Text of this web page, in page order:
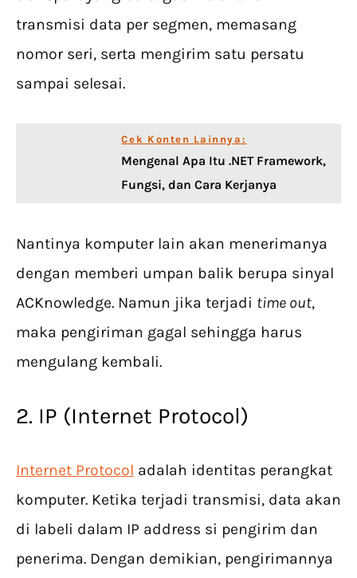
transmisi data per segmen, memasang
nomor seri, serta mengirim satu persatu
sampai selesai.
Cek Konten Lainnya:
Mengenal Apa Itu .NET Framework,
Fungsi, dan Cara Kerjanya
Nantinya komputer lain akan menerimanya
dengan memberi umpan balik berupa sinyal
ACKnowledge. Namun jika terjadi time out,
maka pengiriman gagal sehingga harus
mengulang kembali.
2. IP (Internet Protocol)
Internet Protocol adalah identitas perangkat
komputer. Ketika terjadi transmisi, data akan
di labeli dalam IP address si pengirim dan
penerima. Dengan demikian, pengirimannya